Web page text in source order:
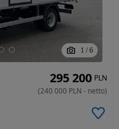
1 / 6
295 200 PLN
(240 000 PLN - netto)